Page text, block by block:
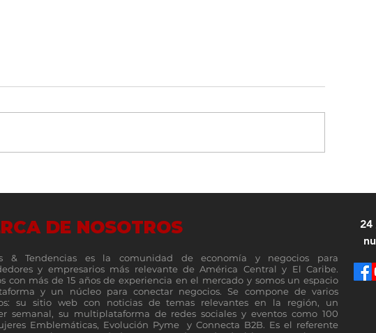
panameño como un motor de
millones consolida
DE NOSOTROS
& Tendencias es la comunidad de economía y negocios para
y empresarios más relevante de América Central y El Caribe.
con más de 15 años de experiencia en el mercado y somos un espacio
y un núcleo para conectar negocios. Se compone de varios
su sitio web con noticias de temas relevantes en la región, un
semanal, su multiplataforma de redes sociales y eventos como 100
Emblemáticas, Evolución Pyme y Connecta B2B. Es el referente
24